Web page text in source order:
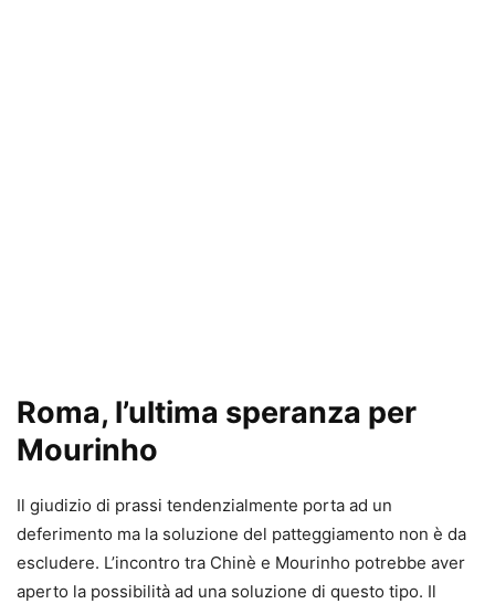
Roma, l’ultima speranza per
Mourinho
Il giudizio di prassi tendenzialmente porta ad un
deferimento ma la soluzione del patteggiamento non è da
escludere. L’incontro tra Chinè e Mourinho potrebbe aver
aperto la possibilità ad una soluzione di questo tipo. Il